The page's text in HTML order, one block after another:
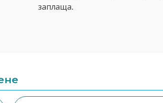
заплаща.